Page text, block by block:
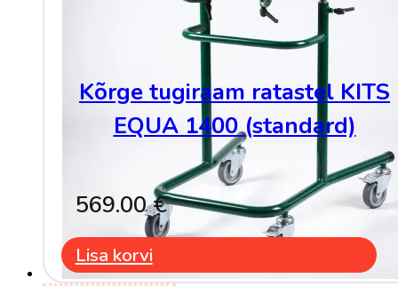
Kõrge tugiraam ratastel KITS
EQUA 1400 (standard)
569.00€
Lisa korvi